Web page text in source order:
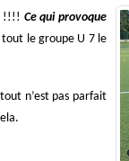
!!!! Ce qui provoque
le groupe U 7 le
n’est pas parfait